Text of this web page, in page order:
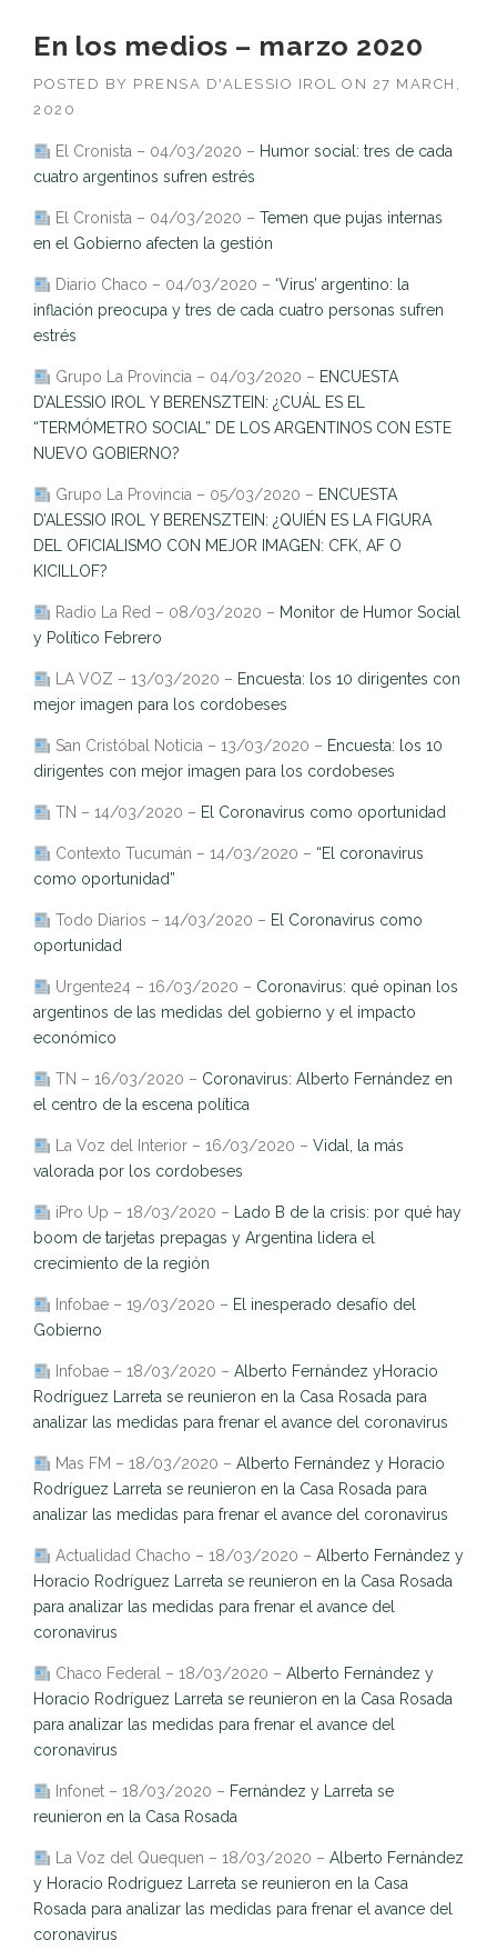
En los medios – marzo 2020
POSTED BY PRENSA D'ALESSIO IROL ON 27 MARCH,
2020
El Cronista – 04/03/2020 – Humor social: tres de cada
cuatro argentinos sufren estrés
El Cronista – 04/03/2020 – Temen que pujas internas
en el Gobierno afecten la gestión
Diario Chaco – 04/03/2020 – ‘Virus’ argentino: la
inflación preocupa y tres de cada cuatro personas sufren
estrés
Grupo La Provincia – 04/03/2020 – ENCUESTA
D’ALESSIO IROL Y BERENSZTEIN: ¿CUÁL ES EL
“TERMÓMETRO SOCIAL” DE LOS ARGENTINOS CON ESTE
NUEVO GOBIERNO?
Grupo La Provincia – 05/03/2020 – ENCUESTA
D’ALESSIO IROL Y BERENSZTEIN: ¿QUIÉN ES LA FIGURA
DEL OFICIALISMO CON MEJOR IMAGEN: CFK, AF O
KICILLOF?
Radio La Red – 08/03/2020 – Monitor de Humor Social
y Político Febrero
LA VOZ – 13/03/2020 – Encuesta: los 10 dirigentes con
mejor imagen para los cordobeses
San Cristóbal Noticia – 13/03/2020 – Encuesta: los 10
dirigentes con mejor imagen para los cordobeses
TN – 14/03/2020 – El Coronavirus como oportunidad
Contexto Tucumán – 14/03/2020 – “El coronavirus
como oportunidad”
Todo Diarios – 14/03/2020 – El Coronavirus como
oportunidad
Urgente24 – 16/03/2020 – Coronavirus: qué opinan los
argentinos de las medidas del gobierno y el impacto
económico
TN – 16/03/2020 – Coronavirus: Alberto Fernández en
el centro de la escena política
La Voz del Interior – 16/03/2020 – Vidal, la más
valorada por los cordobeses
iPro Up – 18/03/2020 – Lado B de la crisis: por qué hay
boom de tarjetas prepagas y Argentina lidera el
crecimiento de la región
Infobae – 19/03/2020 – El inesperado desafío del
Gobierno
Infobae – 18/03/2020 – Alberto Fernández yHoracio
Rodríguez Larreta se reunieron en la Casa Rosada para
analizar las medidas para frenar el avance del coronavirus
Mas FM – 18/03/2020 – Alberto Fernández y Horacio
Rodríguez Larreta se reunieron en la Casa Rosada para
analizar las medidas para frenar el avance del coronavirus
Actualidad Chacho – 18/03/2020 – Alberto Fernández y
Horacio Rodríguez Larreta se reunieron en la Casa Rosada
para analizar las medidas para frenar el avance del
coronavirus
Chaco Federal – 18/03/2020 – Alberto Fernández y
Horacio Rodríguez Larreta se reunieron en la Casa Rosada
para analizar las medidas para frenar el avance del
coronavirus
Infonet – 18/03/2020 – Fernández y Larreta se
reunieron en la Casa Rosada
La Voz del Quequen – 18/03/2020 – Alberto Fernández
y Horacio Rodríguez Larreta se reunieron en la Casa
Rosada para analizar las medidas para frenar el avance del
coronavirus